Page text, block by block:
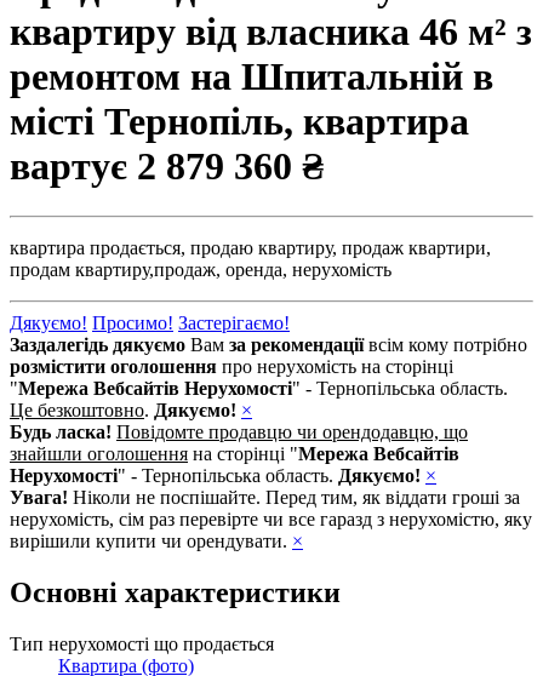
квартиру від власника 46 м² з
ремонтом на Шпитальній в
місті Тернопіль, квартира
вартує 2 879 360 ₴
квартира продається, продаю квартиру, продаж квартири,
продам квартиру,продаж, оренда, нерухомість
Дякуємо! Просимо! Застерігаємо!
Заздалегідь дякуємо Вам за рекомендаціївсім кому потрібно
розмістити оголошення про нерухомість на сторінці
"Мережа Вебсайтів Нерухомості" - Тернопільська область.
Це безкоштовно. Дякуємо! ×
Будь ласка! Повідомте продавцю чи орендодавцю, що
знайшли оголошення на сторінці "Мережа Вебсайтів
Нерухомості" - Тернопільська область. Дякуємо! ×
Увага! Ніколи не поспішайте. Перед тим, як віддати гроші за
нерухомість, сім раз перевірте чи все гаразд з нерухомістю, яку
вирішили купити чи орендувати. ×
Основні характеристики
Тип нерухомості що продається
Квартира (фото)